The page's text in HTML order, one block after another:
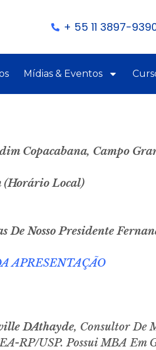
+ 55 11 3897-
Mídias & Eventos
Copacabana, Campo
(Horário Local)
Nosso Presidente
APRESENTAÇÃO
DAthayde, Consultor De
RP/USP. Possui MBA